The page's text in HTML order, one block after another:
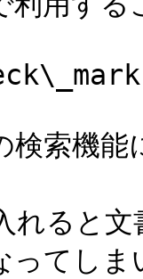
検索機
れると
ってしま